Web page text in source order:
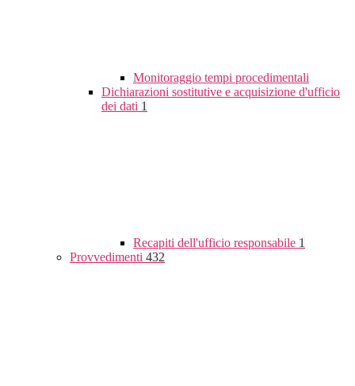
Monitoraggio tempi procedimentali
Dichiarazioni sostitutive e acquisizione d'ufficio
dei dati 1
Recapiti dell'ufficio responsabile 1
Provvedimenti 432